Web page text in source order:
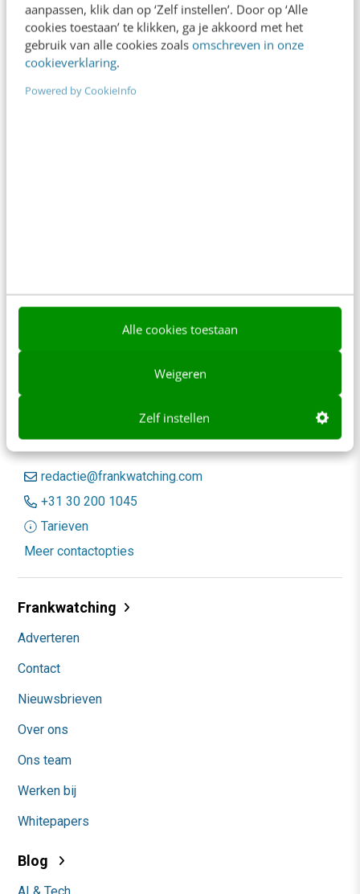
aanpassen, klik dan op ‘Zelf instellen’. Door op ‘Alle
cookies toestaan’ te klikken, ga je akkoord met het
gebruik van alle cookies zoals omschreven in onze
cookieverklaring.
Powered by CookieInfo
Alle cookies toestaan
Weigeren
Zelf instellen
Meer weten
Misschien zoek je nog naar manieren…
8 jaar geleden
Contact Redactie
redactie@frankwatching.com
+31 30 200 1045
Tarieven
Meer contactopties
Frankwatching
Adverteren
Contact
Nieuwsbrieven
Over ons
Ons team
Werken bij
Whitepapers
Blog